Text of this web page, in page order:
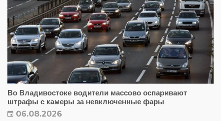
Во Владивостоке водители массово оспаривают
штрафы с камеры за невключенные фары
06.08.2026